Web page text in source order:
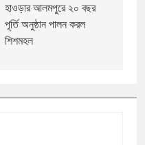
হাওড়ার আলমপুরে ২০ বছর
পূর্তি অনুষ্ঠান পালন করল
শিশমহল